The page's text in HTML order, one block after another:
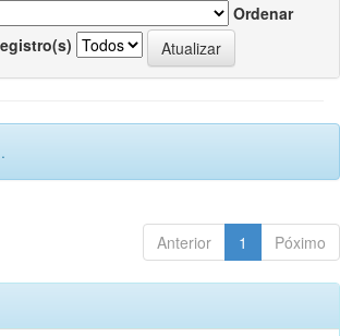
Ordenar
Anterior 1 Póximo